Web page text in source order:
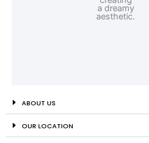
ABOUT US
OUR LOCATION